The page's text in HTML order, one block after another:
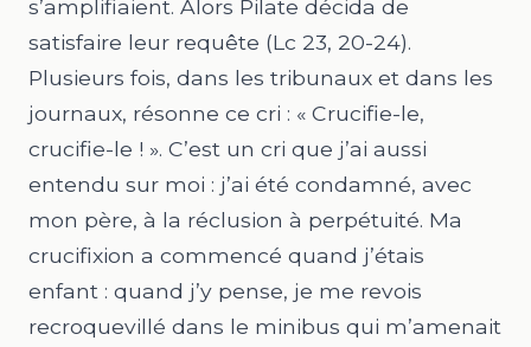
s’amplifiaient. Alors Pilate décida de
satisfaire leur requête (Lc 23, 20-24).
Plusieurs fois, dans les tribunaux et dans les
journaux, résonne ce cri : « Crucifie-le,
crucifie-le ! ». C’est un cri que j’ai aussi
entendu sur moi : j’ai été condamné, avec
mon père, à la réclusion à perpétuité. Ma
crucifixion a commencé quand j’étais
enfant : quand j’y pense, je me revois
recroquevillé dans le minibus qui m’amenait